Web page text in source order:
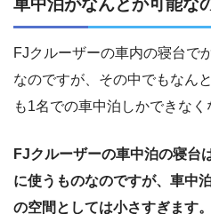
FJクルーザーの車内の寝台で
なのですが、その中でもなん
も1名での車中泊しかできなく
FJクルーザーの車中泊の寝台
に使うものなのですが、車中
の空間としては小さすぎます。